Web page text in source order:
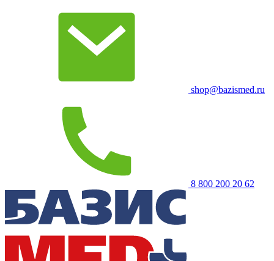
shop@bazismed.ru
8 800 200 20 62